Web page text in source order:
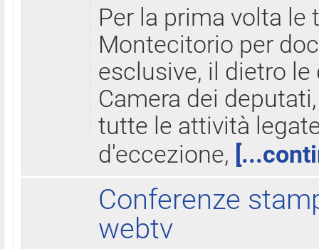
Per la prima volta le
Montecitorio per
esclusive, il dietro
Camera dei
tutte le attività
d'eccezione,
Conferenze
webtv